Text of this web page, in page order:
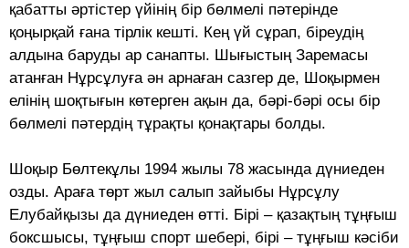
қабатты әртістер үйінің бір бөлмелі пәтерінде
қоңырқай ғана тірлік кешті. Кең үй сұрап, біреудің
алдына баруды ар санапты. Шығыстың Заремасы
атанған Нұрсұлуға ән арнаған сазгер де, Шоқыр­мен
елінің шоқтығын көтерген ақын да, бәрі-бәрі осы бір
бөлмелі пәтердің тұрақты қонақтары болды.
Шоқыр Бөлтекұлы 1994 жылы 78 жасында дүниеден
озды. Араға төрт жыл салып зайыбы Нұрсұлу
Елубайқызы да дүниеден өтті. Бірі – қазақтың тұңғыш
боксшысы, тұңғыш спорт шебері, бірі – тұңғыш кәсіби